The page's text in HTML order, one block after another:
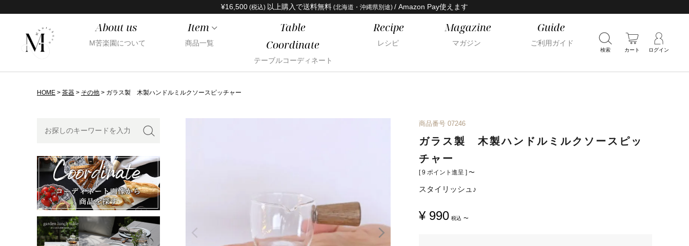
¥16,500 (税込) 以上購入で送料無料 (北海道・沖縄県別途) / Amazon Pay使えます
About us
M苦楽園について
Item
商品一覧
Table
Coordinate
テーブルコーディネート
Recipe
レシピ
Magazine
マガジン
Guide
ご利用ガイド
検索 カート ログイン
HOME 茶器 その他 ガラス製 木製ハンドルミルクソースピッチャー
商品番号 07246
ガラス製 木製ハンドルミルクソースピッ
チャー
[ 9 ポイント進呈 ] 〜
スタイリッシュ♪
¥ 990 税込 〜